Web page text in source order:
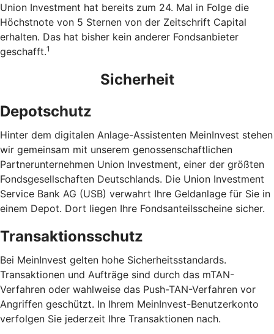
Union Investment hat bereits zum 24. Mal in Folge die
Höchstnote von 5 Sternen von der Zeitschrift Capital
erhalten. Das hat bisher kein anderer Fondsanbieter
geschafft.1
Sicherheit
Depotschutz
Hinter dem digitalen Anlage-Assistenten MeinInvest stehen
wir gemeinsam mit unserem genossenschaftlichen
Partnerunternehmen Union Investment, einer der größten
Fondsgesellschaften Deutschlands. Die Union Investment
Service Bank AG (USB) verwahrt Ihre Geldanlage für Sie in
einem Depot. Dort liegen Ihre Fondsanteilsscheine sicher.
Transaktionsschutz
Bei MeinInvest gelten hohe Sicherheitsstandards.
Transaktionen und Aufträge sind durch das mTAN-
Verfahren oder wahlweise das Push-TAN-Verfahren vor
Angriffen geschützt. In Ihrem MeinInvest-Benutzerkonto
verfolgen Sie jederzeit Ihre Transaktionen nach.